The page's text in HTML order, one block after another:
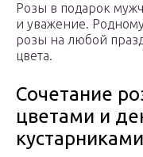
Розы в подарок
и уважение.
розы на любой
цвета.
Сочетание
цветами и
кустарниками